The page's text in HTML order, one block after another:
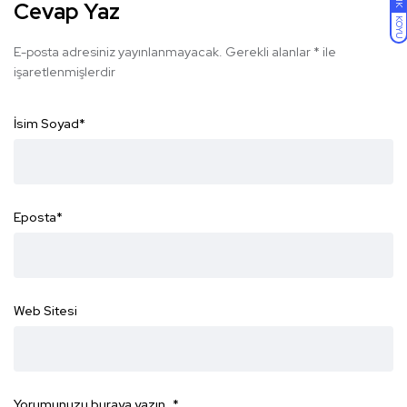
KOYU
Cevap Yaz
E-posta adresiniz yayınlanmayacak. Gerekli alanlar * ile
işaretlenmişlerdir
İsim Soyad*
Eposta*
Web Sitesi